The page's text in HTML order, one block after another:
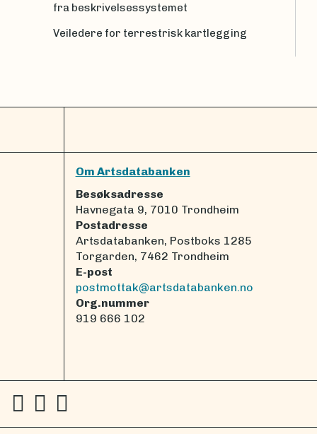
fra beskrivelsessystemet
Veiledere for terrestrisk kartlegging
Om Artsdatabanken
Besøksadresse
Havnegata 9, 7010 Trondheim
Postadresse
Artsdatabanken, Postboks 1285
Torgarden, 7462 Trondheim
E-post
postmottak@artsdatabanken.no
Org.nummer
919 666 102